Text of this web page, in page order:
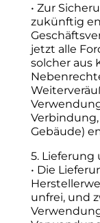
• Zur
zukünftig
jetzt alle
solcher aus
Gebäude)
5. Lieferung
• Die
unfrei, und